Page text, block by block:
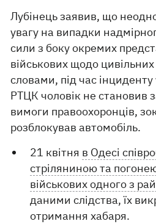
Лубінець заявив, що
увагу на випадки
сили з боку окремих
військових щодо
словами, під час
РТЦК чоловік не становив
вимоги правоохоронців,
розблокував автомобіль.
21 квітня в Одесі
стріляниною та
військових одного з
даними слідства, їх
отримання хабаря.